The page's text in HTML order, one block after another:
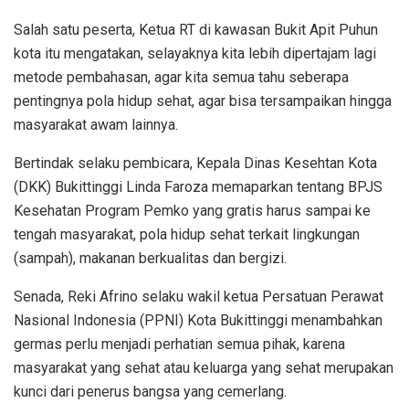
Salah satu peserta, Ketua RT di kawasan Bukit Apit Puhun
kota itu mengatakan, selayaknya kita lebih dipertajam lagi
metode pembahasan, agar kita semua tahu seberapa
pentingnya pola hidup sehat, agar bisa tersampaikan hingga
masyarakat awam lainnya.
Bertindak selaku pembicara, Kepala Dinas Kesehtan Kota
(DKK) Bukittinggi Linda Faroza memaparkan tentang BPJS
Kesehatan Program Pemko yang gratis harus sampai ke
tengah masyarakat, pola hidup sehat terkait lingkungan
(sampah), makanan berkualitas dan bergizi.
Senada, Reki Afrino selaku wakil ketua Persatuan Perawat
Nasional Indonesia (PPNI) Kota Bukittinggi menambahkan
germas perlu menjadi perhatian semua pihak, karena
masyarakat yang sehat atau keluarga yang sehat merupakan
kunci dari penerus bangsa yang cemerlang.